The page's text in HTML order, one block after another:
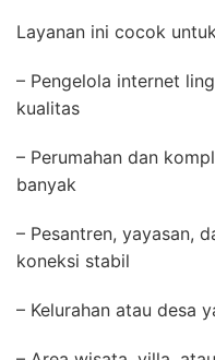
Layanan ini cocok
– Pengelola internet
kualitas
– Perumahan dan
banyak
– Pesantren, yayasan,
koneksi stabil
– Kelurahan atau desa